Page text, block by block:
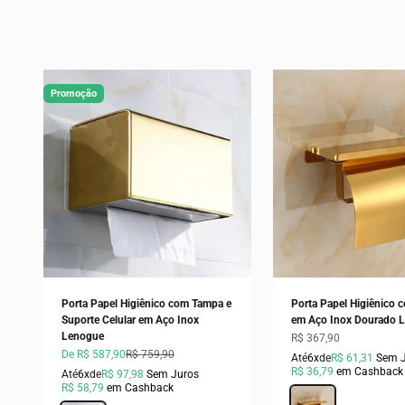
Promoção
Porta Papel Higiênico com Tampa e
Suporte Celular em Aço Inox
Lenogue
Preço promocional
De R$ 587,90Preço normal
R$ 759,90
Até6xdeR$ 97,98 Sem Juros
R$ 58,79 em Cashback
Porta Papel Higiênico
em Aço Inox Dourado
Preço promocional
R$ 367,90
Até6xdeR$ 61,31 Sem
R$ 36,79 em Cashback
Cor
Dourado